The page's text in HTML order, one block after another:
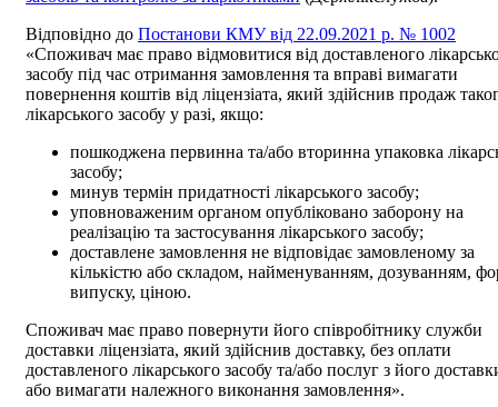
Відповідно до Постанови КМУ від 22.09.2021 р. № 1002
«Споживач має право відмовитися від доставленого
засобу під час отримання замовлення та вправі вимагати
повернення коштів від ліцензіата, який здійснив продаж
лікарського засобу у разі, якщо:
пошкоджена первинна та/або вторинна упаковка
засобу;
минув термін придатності лікарського засобу;
уповноваженим органом опубліковано заборону на
реалізацію та застосування лікарського засобу;
доставлене замовлення не відповідає замовленому за
кількістю або складом, найменуванням, дозуванням,
випуску, ціною.
Споживач має право повернути його співробітнику служби
доставки ліцензіата, який здійснив доставку, без оплати
доставленого лікарського засобу та/або послуг з його
або вимагати належного виконання замовлення».